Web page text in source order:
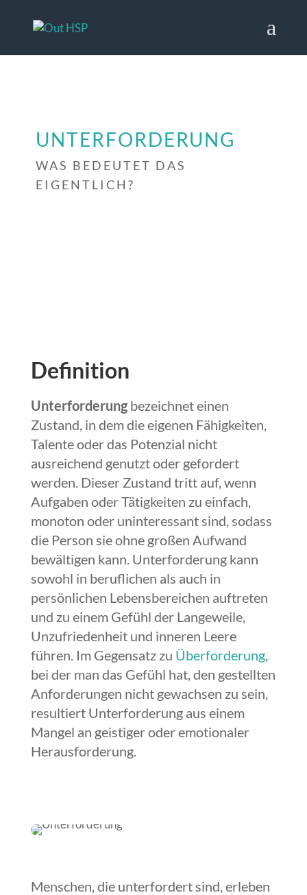
UNTERFORDERUNG
WAS BEDEUTET DAS
EIGENTLICH?
Definition
Unterforderungbezeichnet einen
Zustand, in dem die eigenen Fähigkeiten,
Talente oder das Potenzial nicht
ausreichend genutzt oder gefordert
werden. Dieser Zustand tritt auf, wenn
Aufgaben oder Tätigkeiten zu einfach,
monoton oder uninteressant sind, sodass
die Person sie ohne großen Aufwand
bewältigen kann. Unterforderung kann
sowohl in beruflichen als auch in
persönlichen Lebensbereichen auftreten
und zu einem Gefühl der Langeweile,
Unzufriedenheit und inneren Leere
führen. Im Gegensatz zu Überforderung,
bei der man das Gefühl hat, den gestellten
Anforderungen nicht gewachsen zu sein,
resultiert Unterforderung aus einem
Mangel an geistiger oder emotionaler
Herausforderung.
Menschen, die unterfordert sind, erleben